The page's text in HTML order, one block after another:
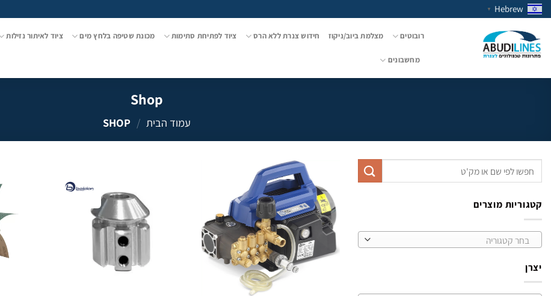
Skip
to
content
Hebrew
▼
רובוטים מצלמת ביוב/ניקוז חידוש צנרת ללא הרס ציוד לפתיחת סתימות מכונת שטיפה בלחץ מים ציוד לאיתור נזילות
מחשבונים
Shop
עמוד הבית /
עבור:
קטגוריות מוצרים
בחר קטגוריה
יצרן